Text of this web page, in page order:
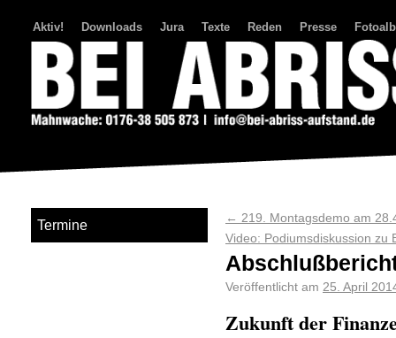
Aktiv! Downloads Jura Texte Reden Presse
← 219. Montagsdemo am
Video: Podiumsdiskussion
Veröffentlicht am 25. April
Zukunft der
Termine